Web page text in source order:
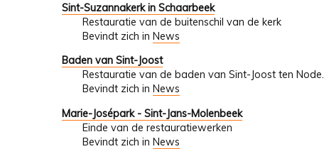
Sint-Suzannakerk in Schaarbeek
Restauratie van de buitenschil van de kerk
Bevindt zich in News
Baden van Sint-Joost
Restauratie van de baden van Sint-Joost ten Node.
Bevindt zich in News
Marie-Josépark - Sint-Jans-Molenbeek
Einde van de restauratiewerken
Bevindt zich in News